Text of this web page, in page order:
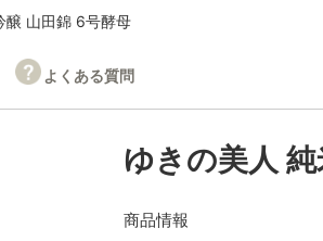
醸 山田錦 6号酵母
よくある質問
ゆきの美人
商品情報